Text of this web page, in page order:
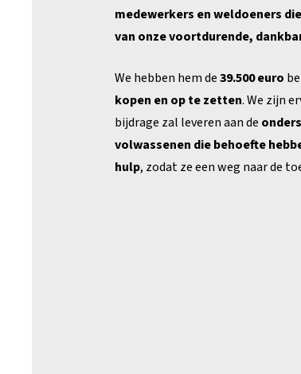
medewerkers en weldoeners
van onze voortdurende,
We hebben hem de39.500 euro
kopen en op te zetten. We zijn
bijdrage zal leveren aan de
volwassenen die behoefte
hulp, zodat ze een weg naar de